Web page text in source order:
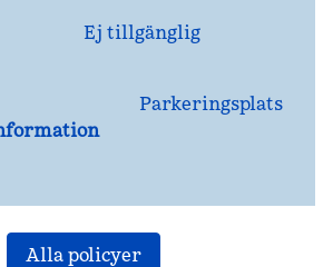
Ej tillgänglig
Parkeringsplats
Alla policyer